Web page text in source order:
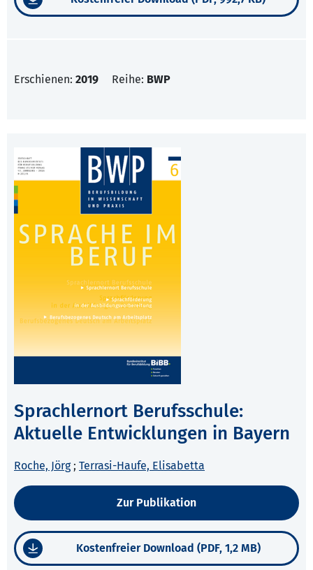
Erschienen: 2019 Reihe: BWP
Sprachlernort Berufsschule:
Aktuelle Entwicklungen in Bayern
Roche, Jörg; Terrasi-Haufe, Elisabetta
Zur Publikation
Kostenfreier Download (PDF, 1,2 MB)